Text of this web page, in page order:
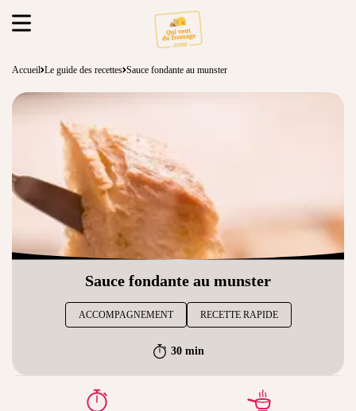
Accueil Le guide des recettes Sauce fondante au munster
Sauce fondante au munster
ACCOMPAGNEMENT RECETTE RAPIDE
30 min